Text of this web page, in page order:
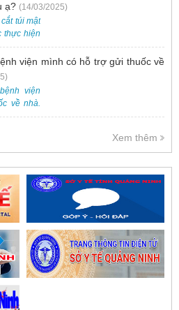
ạ? (14/03/2025)
túi mật
thực hiện
soi, đây
an toàn
viện mình có hỗ trợ gửi thuốc về
viện
về nhà.
bệnh viện
Xem thêm